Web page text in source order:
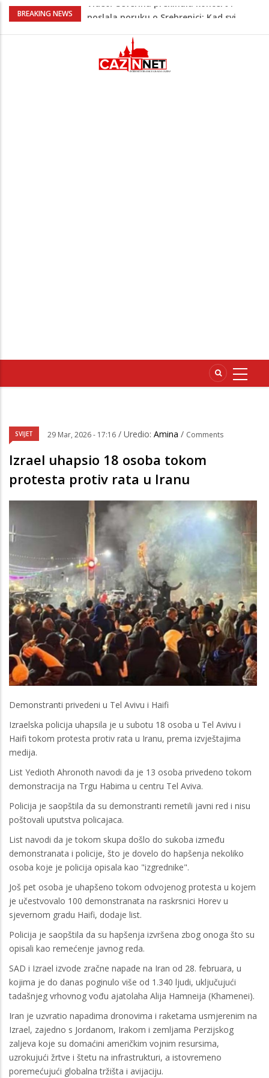
BREAKING NEWS
Na Ahiret preselio RAMIĆ (SAFETA) SENAD
BMW sa slovenskim tablicama završio u
rasvjetnom stubu
Evo gdje i kada nestaje struja u Krajini
SVIJET 29 Mar, 2026 - 17:16 / Uredio: Amina / Comments
Izrael uhapsio 18 osoba tokom
protesta protiv rata u Iranu
Demonstranti privedeni u Tel Avivu i Haifi
Izraelska policija uhapsila je u subotu 18 osoba u Tel Avivu i
Haifi tokom protesta protiv rata u Iranu, prema izvještajima
medija.
List Yedioth Ahronoth navodi da je 13 osoba privedeno tokom
demonstracija na Trgu Habima u centru Tel Aviva.
Policija je saopštila da su demonstranti remetili javni red i nisu
poštovali uputstva policajaca.
List navodi da je tokom skupa došlo do sukoba između
demonstranata i policije, što je dovelo do hapšenja nekoliko
osoba koje je policija opisala kao "izgrednike".
Još pet osoba je uhapšeno tokom odvojenog protesta u kojem
je učestvovalo 100 demonstranata na raskrsnici Horev u
sjevernom gradu Haifi, dodaje list.
Policija je saopštila da su hapšenja izvršena zbog onoga što su
opisali kao remećenje javnog reda.
SAD i Izrael izvode zračne napade na Iran od 28. februara, u
kojima je do danas poginulo više od 1.340 ljudi, uključujući
tadašnjeg vrhovnog vođu ajatolaha Alija Hamneija (Khamenei).
Iran je uzvratio napadima dronovima i raketama usmjerenim na
Izrael, zajedno s Jordanom, Irakom i zemljama Perzijskog
zaljeva koje su domaćini američkim vojnim resursima,
uzrokujući žrtve i štetu na infrastrukturi, a istovremeno
poremećujući globalna tržišta i avijaciju.